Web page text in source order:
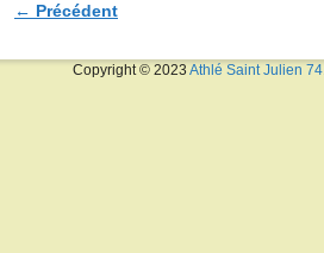
Navigation des images
← Précédent
Copyright © 2023 Athlé Saint Julien 74